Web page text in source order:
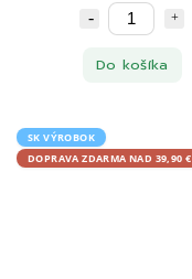
Do košíka
SK VÝROBOK
DOPRAVA ZDARMA NAD 39,90 €